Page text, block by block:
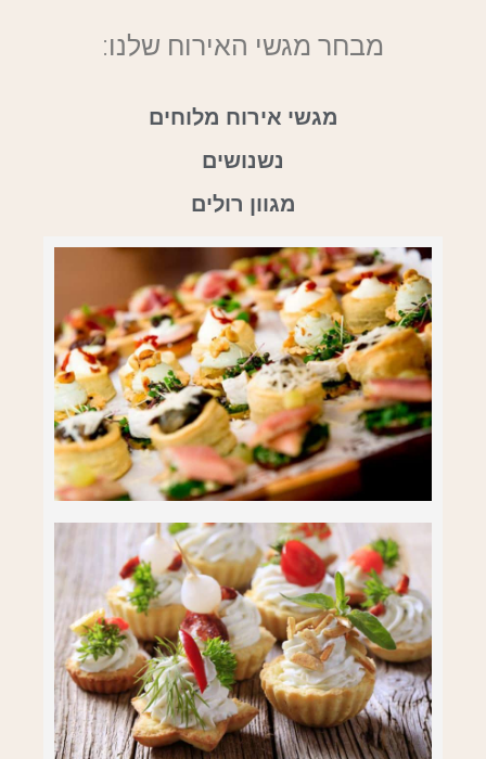
מבחר מגשי האירוח שלנו:
מגשי אירוח מלוחים
נשנושים
מגוון רולים